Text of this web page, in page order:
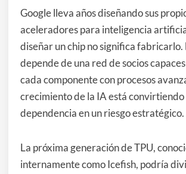
Google lleva años diseñando sus
aceleradores para inteligencia
diseñar un chip no significa fabricarlo.
depende de una red de socios
cada componente con procesos
crecimiento de la IA está convirtiendo
dependencia en un riesgo estratégico.
La próxima generación de TPU,
internamente como Icefish, podría